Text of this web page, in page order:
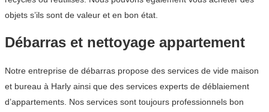
objets s’ils sont de valeur et en bon état.
Débarras et nettoyage appartement
Notre entreprise de débarras propose des services de vide maison
et bureau à Harly ainsi que des services experts de déblaiement
d’appartements. Nos services sont toujours professionnels bon